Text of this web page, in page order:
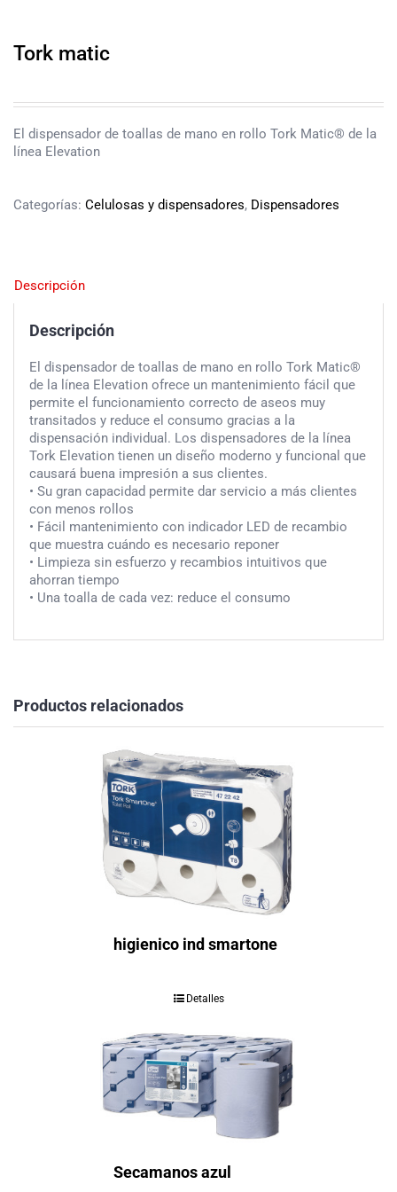
Tork matic
El dispensador de toallas de mano en rollo Tork Matic® de la
línea Elevation
Categorías: Celulosas y dispensadores, Dispensadores
Descripción
Descripción
El dispensador de toallas de mano en rollo Tork Matic®
de la línea Elevation ofrece un mantenimiento fácil que
permite el funcionamiento correcto de aseos muy
transitados y reduce el consumo gracias a la
dispensación individual. Los dispensadores de la línea
Tork Elevation tienen un diseño moderno y funcional que
causará buena impresión a sus clientes.
• Su gran capacidad permite dar servicio a más clientes
con menos rollos
• Fácil mantenimiento con indicador LED de recambio
que muestra cuándo es necesario reponer
• Limpieza sin esfuerzo y recambios intuitivos que
ahorran tiempo
• Una toalla de cada vez: reduce el consumo
Productos relacionados
higienico ind smartone
Detalles
Secamanos azul